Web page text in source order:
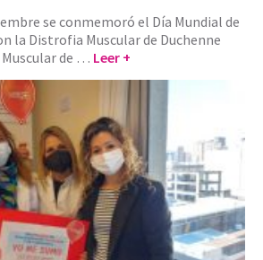
se conmemoró el Día Mundial de
la Distrofia Muscular de Duchenne
de … Leer +